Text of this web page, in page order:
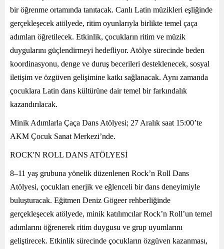
bir öğrenme ortamında tanıtacak. Canlı Latin müzikleri eşliğinde
gerçekleşecek atölyede, ritim oyunlarıyla birlikte temel çaça
adımları öğretilecek. Etkinlik, çocukların ritim ve müzik
duygularını güçlendirmeyi hedefliyor. Atölye sürecinde beden
koordinasyonu, denge ve duruş becerileri desteklenecek, sosyal
iletişim ve özgüven gelişimine katkı sağlanacak. Aynı zamanda
çocuklara Latin dans kültürüne dair temel bir farkındalık
kazandırılacak.
Minik Adımlarla Çaça Dans Atölyesi; 27 Aralık saat 15:00’te
AKM Çocuk Sanat Merkezi’nde.
ROCK'N ROLL DANS ATÖLYESİ
8–11 yaş grubuna yönelik düzenlenen Rock’n Roll Dans
Atölyesi, çocukları enerjik ve eğlenceli bir dans deneyimiyle
buluşturacak. Eğitmen Deniz Gögeer rehberliğinde
gerçekleşecek atölyede, minik katılımcılar Rock’n Roll’un temel
adımlarını öğrenerek ritim duygusu ve grup uyumlarını
geliştirecek. Etkinlik sürecinde çocukların özgüven kazanması,